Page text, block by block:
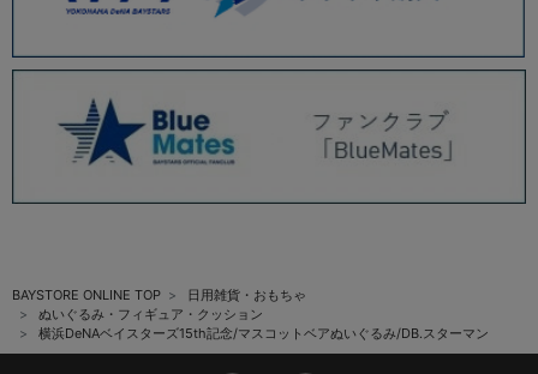
BAYSTORE ONLINE TOP
日用雑貨・おもちゃ
ぬいぐるみ・フィギュア・クッション
横浜DeNAベイスターズ15th記念/マスコットベアぬいぐるみ/DB.スターマン